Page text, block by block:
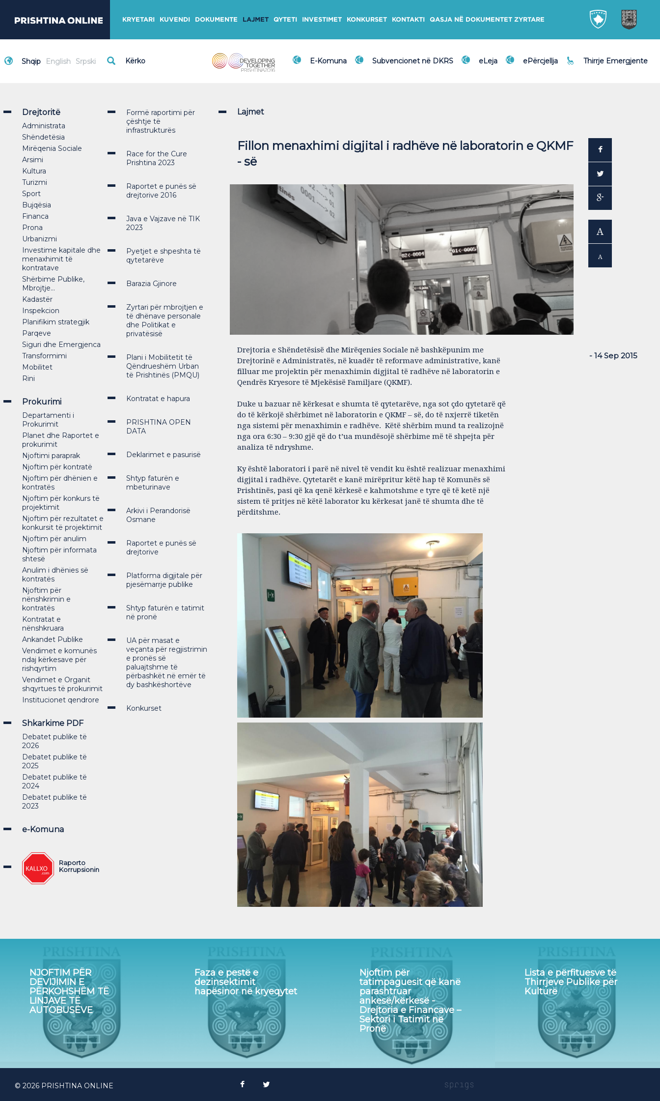
KRYETARI KUVENDI DOKUMENTE LAJMET QYTETI INVESTIMET KONKURSET KONTAKTI QASJA NË DOKUMENTET ZYRTARE
Shqip English Srpski E-Komuna Subvencionet në DKRS eLeja ePërcjellja Thirrje Emergjente
Drejtoritë
Administrata
Shëndetësia
Mirëqenia Sociale
Arsimi
Kultura
Turizmi
Sport
Bujqësia
Financa
Prona
Urbanizmi
Investime kapitale dhe
menaxhimit të
kontratave
Shërbime Publike,
Mbrojtje...
Kadastër
Inspekcion
Planifikim strategjik
Parqeve
Siguri dhe Emergjenca
Transformimi
Mobilitet
Rini
Prokurimi
Departamenti i
Prokurimit
Planet dhe Raportet e
prokurimit
Njoftimi paraprak
Njoftim për kontratë
Njoftim për dhënien e
kontratës
Njoftim për konkurs të
projektimit
Njoftim për rezultatet e
konkursit të projektimit
Njoftim për anulim
Njoftim për informata
shtesë
Anulim i dhënies së
kontratës
Njoftim për
nënshkrimin e
kontratës
Kontratat e
nënshkruara
Ankandet Publike
Vendimet e komunës
ndaj kërkesave për
rishqyrtim
Vendimet e Organit
shqyrtues të prokurimit
Institucionet qendrore
Shkarkime PDF
Debatet publike të
2026
Debatet publike të
2025
Debatet publike të
2024
Debatet publike të
2023
e-Komuna
Raporto
Korrupsionin
Formë raportimi për
çështje të
infrastrukturës
Race for the Cure
Prishtina 2023
Raportet e punës së
drejtorive 2016
Java e Vajzave në TIK
2023
Pyetjet e shpeshta të
qytetarëve
Barazia Gjinore
Zyrtari për mbrojtjen e
të dhënave personale
dhe Politikat e
privatësisë
Plani i Mobilitetit të
Qëndrueshëm Urban
të Prishtinës (PMQU)
Kontratat e hapura
PRISHTINA OPEN
DATA
Deklarimet e pasurisë
Shtyp faturën e
mbeturinave
Arkivi i Perandorisë
Osmane
Raportet e punës së
drejtorive
Platforma digjitale për
pjesëmarrje publike
Shtyp faturën e tatimit
në pronë
UA për masat e
veçanta për regjistrimin
e pronës së
paluajtshme të
përbashkët në emër të
dy bashkëshortëve
Konkurset
Lajmet
Fillon menaxhimi digjital i radhëve në laboratorin e QKMF
- së
- 14 Sep 2015
Drejtoria e Shëndetësisë dhe Mirëqenies Sociale në bashkëpunim me
Drejtorinë e Administratës, në kuadër të reformave administrative, kanë
filluar me projektin për menaxhimin digjital të radhëve në laboratorin e
Qendrës Kryesore të Mjekësisë Familjare (QKMF).
Duke u bazuar në kërkesat e shumta të qytetarëve, nga sot çdo qytetarë që
do të kërkojë shërbimet në laboratorin e QKMF – së, do të nxjerrë tiketën
nga sistemi për menaxhimin e radhëve. Këtë shërbim mund ta realizojnë
nga ora 6:30 – 9:30 gjë që do t’ua mundësojë shërbime më të shpejta për
analiza të ndryshme.
Ky është laboratori i parë në nivel të vendit ku është realizuar menaxhimi
digjital i radhëve. Qytetarët e kanë mirëpritur këtë hap të Komunës së
Prishtinës, pasi që ka qenë kërkesë e kahmotshme e tyre që të ketë një
sistem të pritjes në këtë laborator ku kërkesat janë të shumta dhe të
përditshme.
A
A
NJOFTIM PËR
DEVIJIMIN E
PËRKOHSHËM TË
LINJAVE TË
AUTOBUSËVE
Faza e pestë e
dezinsektimit
hapësinor në kryeqytet
Njoftim për
tatimpaguesit që kanë
parashtruar
ankesë/kërkesë -
Drejtoria e Financave –
Sektori i Tatimit në
Pronë
Lista e përfituesve të
Thirrjeve Publike për
Kulturë
© 2026 PRISHTINA ONLINE